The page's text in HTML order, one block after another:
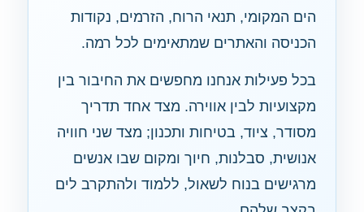
הים המקומי, תנאי הרוח, הזרמים, נקודות
הכניסה והאתרים שמתאימים לכל רמה.
בכל פעילות אנחנו מחפשים את החיבור בין
מקצועיות לבין אווירה. מצד אחד תדריך
מסודר, ציוד, בטיחות ותכנון; מצד שני חוויה
אנושית, סבלנות, חיוך ומקום שבו אנשים
מרגישים בנוח לשאול, ללמוד ולהתקרב לים